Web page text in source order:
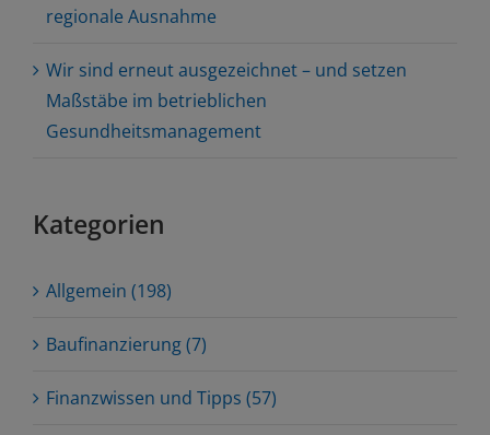
regionale Ausnahme
Wir sind erneut ausgezeichnet – und setzen
Maßstäbe im betrieblichen
Gesundheitsmanagement
Kategorien
Allgemein (198)
Baufinanzierung (7)
Finanzwissen und Tipps (57)